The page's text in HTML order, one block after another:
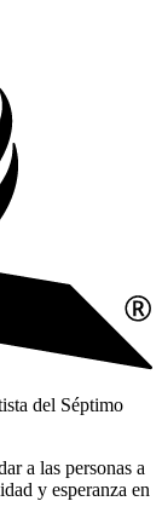
del Séptimo
a las personas a
y esperanza en